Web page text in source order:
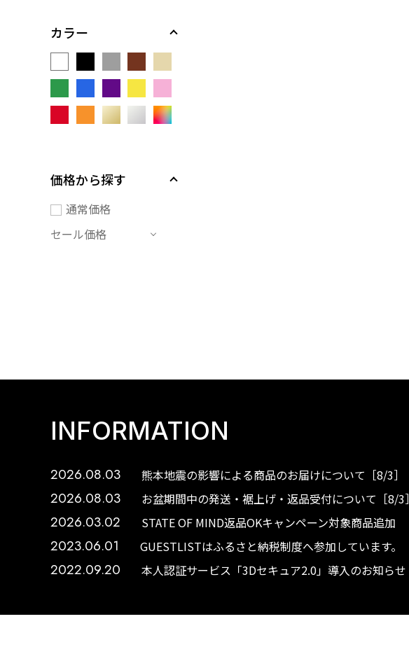
カラー
価格から探す
通常価格
セール価格
INFORMATION
2026.08.03 熊本地震の影響による商品のお届けについて［8/3］
2026.08.03 お盆期間中の発送・裾上げ・返品受付について［8/3］
2026.03.02 STATE OF MIND返品OKキャンペーン対象商品追加
2023.06.01 GUESTLISTはふるさと納税制度へ参加しています。
2022.09.20 本人認証サービス「3Dセキュア2.0」導入のお知らせ